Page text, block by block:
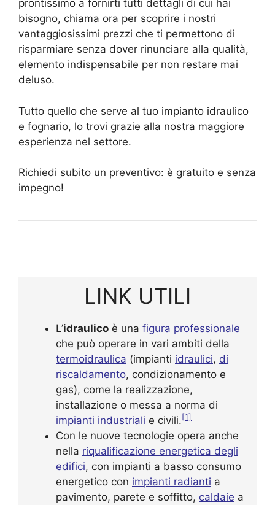
prontissimo a fornirti tutti dettagli di cui hai
bisogno, chiama ora per scoprire i nostri
vantaggiosissimi prezzi che ti permettono di
risparmiare senza dover rinunciare alla qualità,
elemento indispensabile per non restare mai
deluso.
Tutto quello che serve al tuo impianto idraulico
e fognario, lo trovi grazie alla nostra maggiore
esperienza nel settore.
Richiedi subito un preventivo: è gratuito e senza
impegno!
LINK UTILI
L’idraulico è una figura professionale
che può operare in vari ambiti della
termoidraulica (impianti idraulici, di
riscaldamento, condizionamento e
gas), come la realizzazione,
installazione o messa a norma di
impianti industriali e civili.[1]
Con le nuove tecnologie opera anche
nella riqualificazione energetica degli
edifici, con impianti a basso consumo
energetico con impianti radianti a
pavimento, parete e soffitto, caldaie a